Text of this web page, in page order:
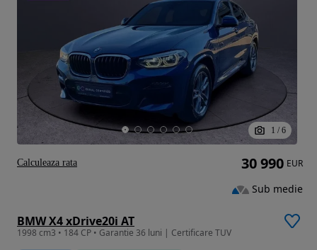
1 / 6
BMW X4 xDrive20i AT
1998 cm3 • 184 CP • Garantie 36 luni | Certificare TUV
30 990 EUR
Sub medie
Calculeaza rata